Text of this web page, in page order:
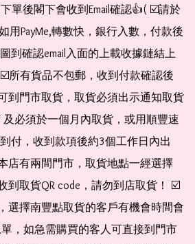
單後閣下會收到Email確認👍( ☑️請於
用PayMe,轉數快，銀行入數，付款後
到確認email入面的上載收據鏈結上
☑️所有貨品不包郵，收到付款確認後
到門市取貨，取貨必須出示通知取貨
及必須於一個月內取貨，或用順豐速
付，收到款項後約3個工作日內出
店有兩間門市，取貨地點一經選擇
到取貨QR code，請勿到店取貨！ ☑️
選擇南豐點取貨的客戶有機會時間會
，如急需購買的客人可直接到門市